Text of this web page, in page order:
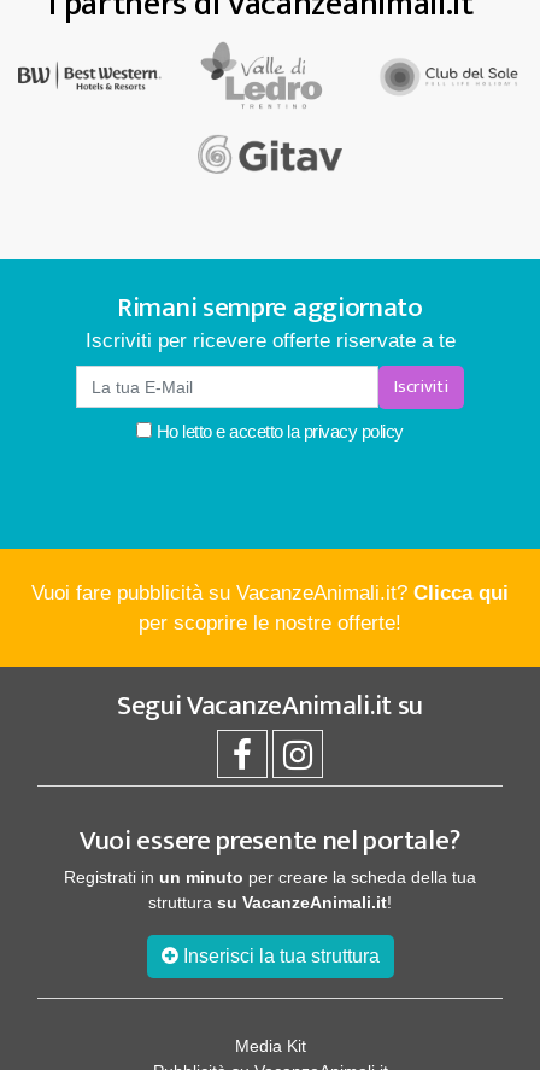
Rimani sempre aggiornato
Iscriviti per ricevere offerte riservate a te
Iscriviti
Ho letto e accetto la privacy policy
Vuoi fare pubblicità su VacanzeAnimali.it? Clicca qui
per scoprire le nostre offerte!
SeguiVacanzeAnimali.itsu
Vuoi essere presente nel portale?
Registrati in un minuto per creare la scheda della tua
struttura su VacanzeAnimali.it!
Inserisci la tua struttura
Media Kit